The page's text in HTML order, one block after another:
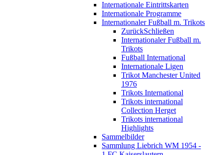
Internationale Eintrittskarten
Internationale Programme
Internationaler Fußball m. Trikots
ZurückSchließen
Internationaler Fußball m.
Trikots
Fußball International
Internationale Ligen
Trikot Manchester United
1976
Trikots International
Trikots international
Collection Herget
Trikots international
Highlights
Sammelbilder
Sammlung Liebrich WM 1954 -